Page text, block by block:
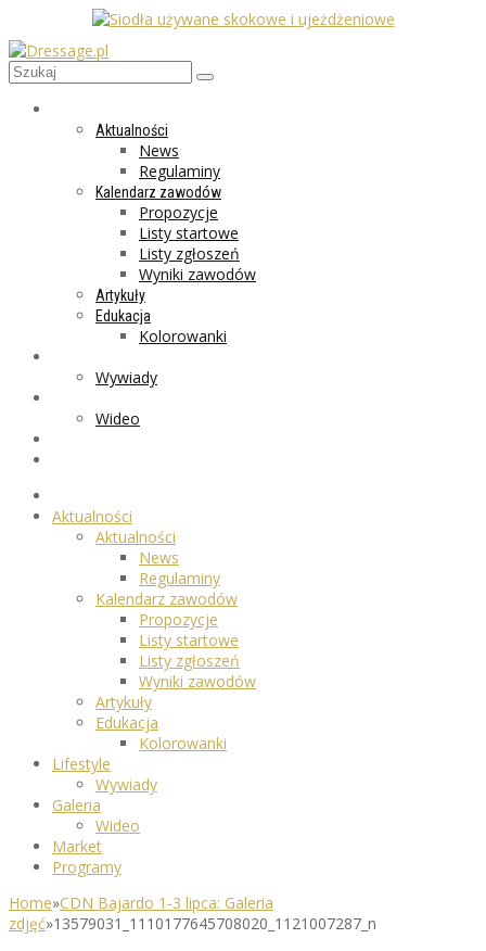
Aktualności
News
Regulaminy
Kalendarz zawodów
Propozycje
Listy startowe
Listy zgłoszeń
Wyniki zawodów
Artykuły
Edukacja
Kolorowanki
Wywiady
Wideo
Aktualności
Aktualności
News
Regulaminy
Kalendarz zawodów
Propozycje
Listy startowe
Listy zgłoszeń
Wyniki zawodów
Artykuły
Edukacja
Kolorowanki
Lifestyle
Wywiady
Galeria
Wideo
Market
Programy
Home»CDN Bajardo 1-3 lipca: Galeria
zdjęć»13579031_1110177645708020_1121007287_n